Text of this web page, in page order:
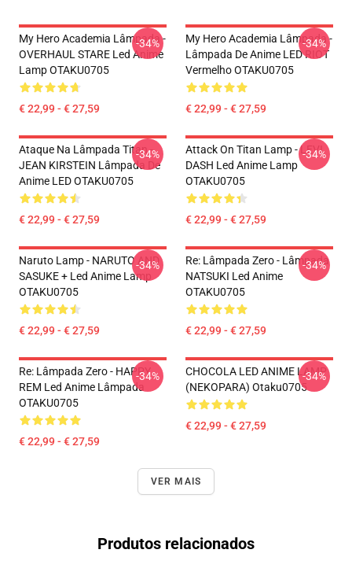
My Hero Academia Lâmpada -
OVERHAUL STARE Led Anime
Lamp OTAKU0705
€ 22,99 - € 27,59
-34%
My Hero Academia Lâmpada -
Lâmpada De Anime LED RIOT
Vermelho OTAKU0705
€ 22,99 - € 27,59
-34%
Ataque Na Lâmpada Titan -
JEAN KIRSTEIN Lâmpada De
Anime LED OTAKU0705
€ 22,99 - € 27,59
-34%
Attack On Titan Lamp - LEVI
DASH Led Anime Lamp
OTAKU0705
€ 22,99 - € 27,59
-34%
Naruto Lamp - NARUTO AND
SASUKE + Led Anime Lamp
OTAKU0705
€ 22,99 - € 27,59
-34%
Re: Lâmpada Zero - Lâmpada
NATSUKI Led Anime
OTAKU0705
€ 22,99 - € 27,59
-34%
Re: Lâmpada Zero - HAPPY
REM Led Anime Lâmpada
OTAKU0705
€ 22,99 - € 27,59
-34%
CHOCOLA LED ANIME LAMP
(NEKOPARA) Otaku0705
€ 22,99 - € 27,59
-34%
VER MAIS
Produtos relacionados